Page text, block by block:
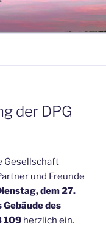
der DPG
Gesellschaft
und Freunde
dem 27.
Gebäudedes
109 herzlich ein.